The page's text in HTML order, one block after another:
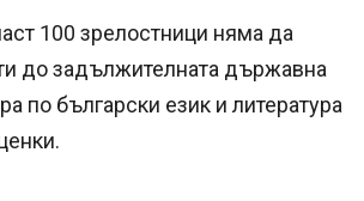
100 зрелостници няма да
до задължителната държавна
по български език и литература